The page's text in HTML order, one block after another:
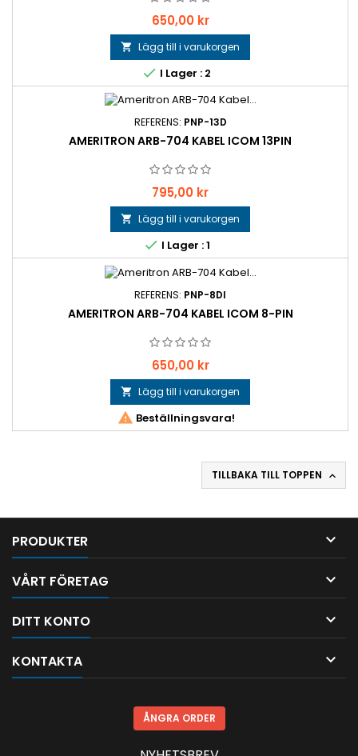
Pris
650,00 kr
 Lägg till i varukorgen
 I Lager : 2
REFERENS: PNP-13D
AMERITRON ARB-704 KABEL ICOM 13PIN
Pris
795,00 kr
 Lägg till i varukorgen
 I Lager : 1
REFERENS: PNP-8DI
AMERITRON ARB-704 KABEL ICOM 8-PIN
Pris
650,00 kr
 Lägg till i varukorgen
 Beställningsvara!
TILLBAKA TILL TOPPEN 
PRODUKTER 
VÅRT FÖRETAG 
DITT KONTO 
KONTAKTA 
ÅNGRA ORDER